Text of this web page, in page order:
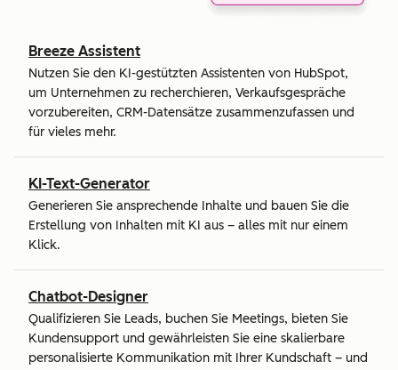
Breeze Assistent
Nutzen Sie den KI-gestützten Assistenten von HubSpot,
um Unternehmen zu recherchieren, Verkaufsgespräche
vorzubereiten, CRM-Datensätze zusammenzufassen und
für vieles mehr.
KI-Text-Generator
Generieren Sie ansprechende Inhalte und bauen Sie die
Erstellung von Inhalten mit KI aus – alles mit nur einem
Klick.
Chatbot-Designer
Qualifizieren Sie Leads, buchen Sie Meetings, bieten Sie
Kundensupport und gewährleisten Sie eine skalierbare
personalisierte Kommunikation mit Ihrer Kundschaft – und